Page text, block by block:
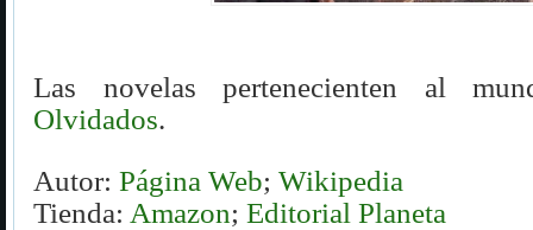
Las novelas pertenecienten al
Olvidados.
Autor: Página Web; Wikipedia
Tienda: Amazon; Editorial Planeta